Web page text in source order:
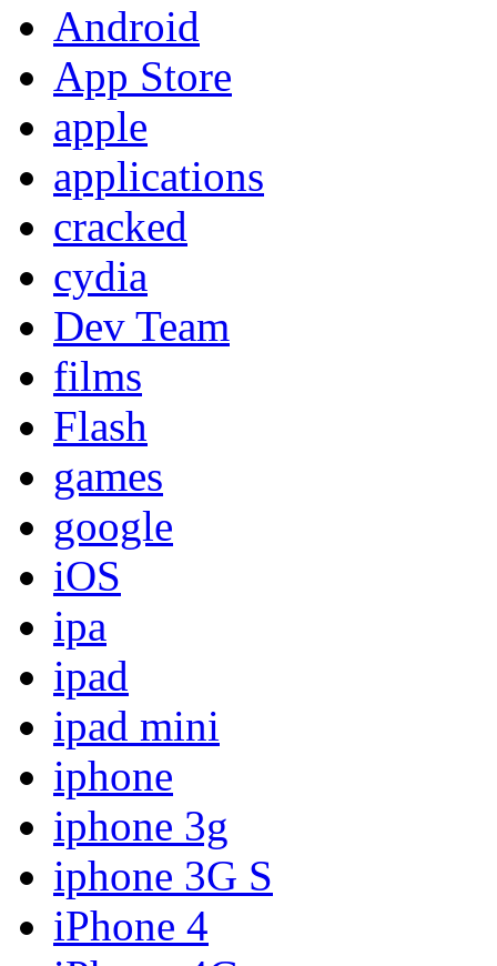
Android
App Store
apple
applications
cracked
cydia
Dev Team
films
Flash
games
google
iOS
ipa
ipad
ipad mini
iphone
iphone 3g
iphone 3G S
iPhone 4